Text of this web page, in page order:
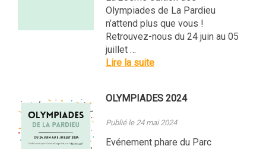
Olympiades de La Pardieu
n’attend plus que vous !
Retrouvez-nous du 24 juin au 05
juillet …
Lire la suite
OLYMPIADES 2024
Publié le 24 mai 2024
Evénement phare du Parc